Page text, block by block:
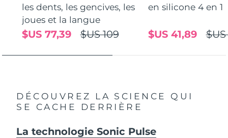
les dents, les gencives, les
joues et la langue
$US 109
$US 77,39
en silicone 4 en 1
$US 41,89
DÉCOUVREZ LA SCIENCE QUI
SE CACHE DERRIÈRE
La technologie Sonic Pulse